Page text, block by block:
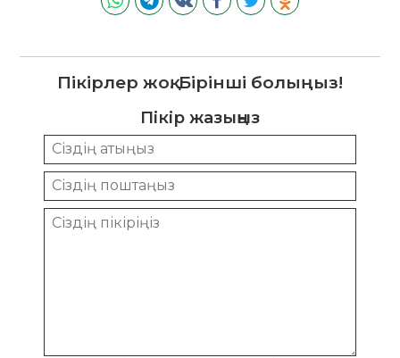
Пікірлер жоқ. Бірінші болыңыз!
Пікір жазыңыз